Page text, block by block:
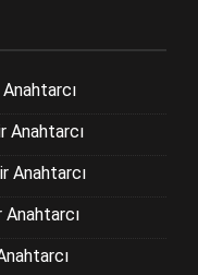
Anahtarcı
Anahtarcı
Anahtarcı